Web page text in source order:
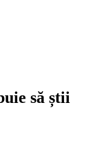
să știi